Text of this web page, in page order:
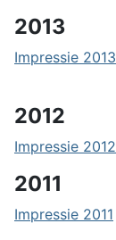
2013
Impressie 2013
2012
Impressie 2012
2011
Impressie 2011